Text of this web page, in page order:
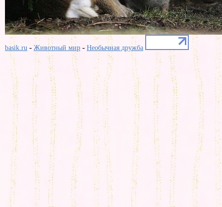
basik.ru - Животный мир - Необычная дружба